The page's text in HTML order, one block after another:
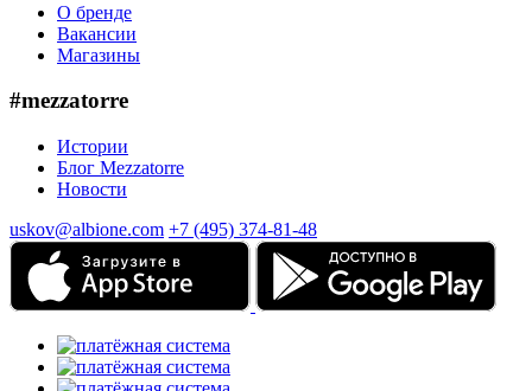
О бренде
Вакансии
Магазины
#mezzatorre
Истории
Блог Mezzatorre
Новости
uskov@albione.com +7 (495) 374-81-48